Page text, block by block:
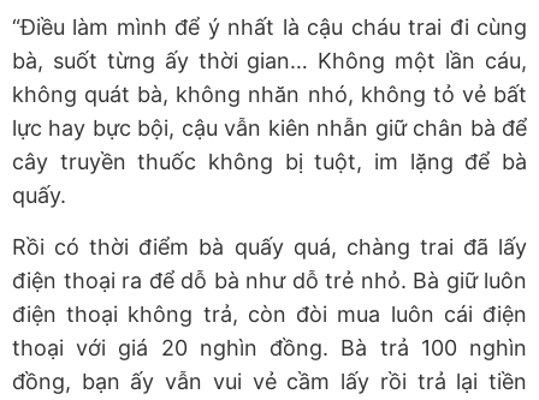
“Điều làm mình để ý nhất là cậu cháu trai đi cùng
bà, suốt từng ấy thời gian… Không một lần cáu,
không quát bà, không nhăn nhó, không tỏ vẻ bất
lực hay bực bội, cậu vẫn kiên nhẫn giữ chân bà để
cây truyền thuốc không bị tuột, im lặng để bà
quấy.
Rồi có thời điểm bà quấy quá, chàng trai đã lấy
điện thoại ra để dỗ bà như dỗ trẻ nhỏ. Bà giữ luôn
điện thoại không trả, còn đòi mua luôn cái điện
thoại với giá 20 nghìn đồng. Bà trả 100 nghìn
đồng, bạn ấy vẫn vui vẻ cầm lấy rồi trả lại tiền